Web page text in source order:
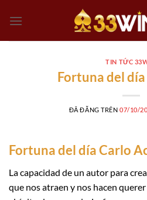
đến
TIN TỨC
Fortuna del
ĐÃ ĐĂNG TRÊN07/10/
Fortuna del día Carlo
La capacidad de un autor para
que nos atraen y nos hacen